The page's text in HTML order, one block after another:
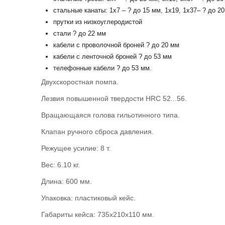
стальные канаты: 1х7 – ? до 15 мм, 1х19, 1х37– ? до
прутки из низкоуглеродистой
стали ? до 22 мм
кабели с проволочной броней ? до 20 мм
кабели с ленточной броней ? до 53 мм
телефонные кабели ? до 53 мм.
Двухскоростная помпа.
Лезвия повышенной твердости HRC 52...56.
Вращающаяся голова гильотинного типа.
Клапан ручного сброса давления.
Режущее усилие: 8 т.
Вес: 6.10 кг.
Длина: 600 мм.
Упаковка: пластиковый кейс.
Габариты кейса: 735х210х110 мм.